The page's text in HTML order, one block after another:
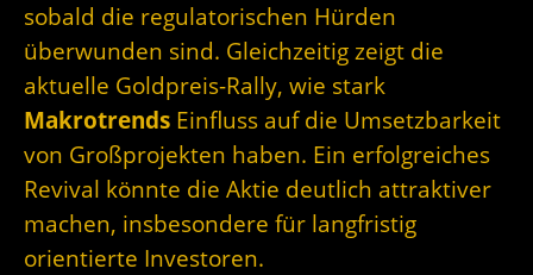
sobald die regulatorischen Hürden
überwunden sind. Gleichzeitig zeigt die
aktuelle Goldpreis-Rally, wie stark
Makrotrends Einfluss auf die Umsetzbarkeit
von Großprojekten haben. Ein erfolgreiches
Revival könnte die Aktie deutlich attraktiver
machen, insbesondere für langfristig
orientierte Investoren.